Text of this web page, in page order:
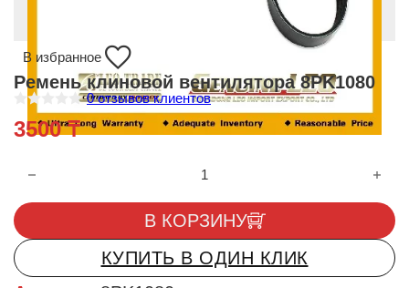
В избранное
Ремень клиновой вентилятора 8PK1080
ц
е
и
з
5
0отзывов клиентов
3500₸
Количество товара Ремень клиновой вентилятора 8PK1080
В КОРЗИНУ
КУПИТЬ В ОДИН КЛИК